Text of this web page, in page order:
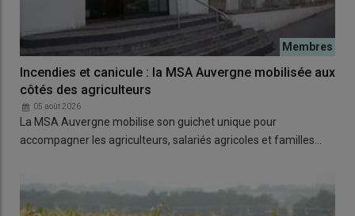
Incendies et canicule : la MSA Auvergne mobilisée aux
côtés des agriculteurs
05 août 2026
La MSA Auvergne mobilise son guichet unique pour
accompagner les agriculteurs, salariés agricoles et familles…